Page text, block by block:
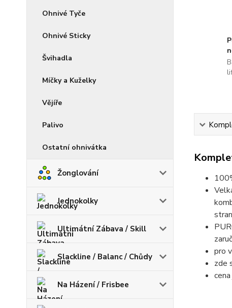
Ohnivé Tyče
Ohnivé Sticky
Švihadla
Míčky a Kuželky
Vějíře
Palivo
Ostatní ohnivátka
Žonglování
Jednokolky
Ultimátní Zábava / Skill
Slackline / Balanc / Chůdy
Na Házení / Frisbee
pro
zde